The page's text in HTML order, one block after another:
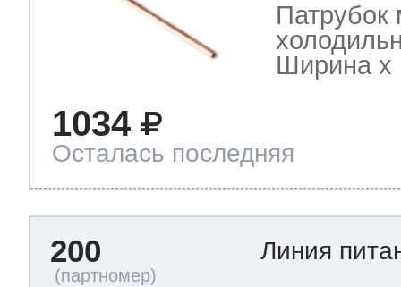
Патрубок
Ширина х
1034
Осталась последняя
200 Линия